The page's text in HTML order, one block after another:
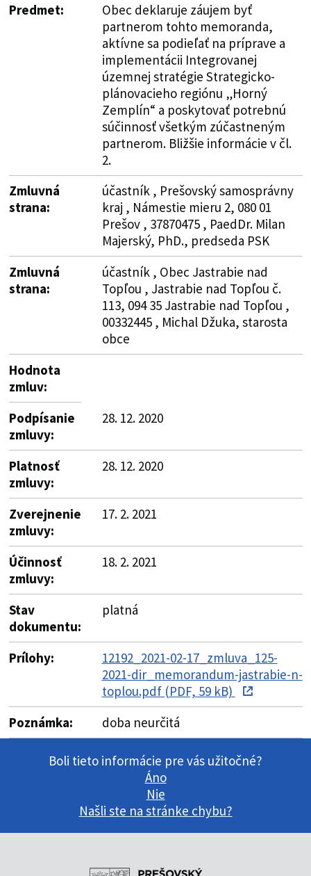
Predmet:
Obec deklaruje záujem byť
partnerom tohto memoranda,
aktívne sa podieľať na príprave a
implementácii Integrovanej
územnej stratégie Strategicko-
plánovacieho regiónu „Horný
Zemplín“ a poskytovať potrebnú
súčinnosť všetkým zúčastneným
partnerom. Bližšie informácie v čl.
2.
Zmluvná
strana:
účastník , Prešovský samosprávny
kraj , Námestie mieru 2, 080 01
Prešov , 37870475 , PaedDr. Milan
Majerský, PhD., predseda PSK
Zmluvná
strana:
účastník , Obec Jastrabie nad
Topľou , Jastrabie nad Topľou č.
113, 094 35 Jastrabie nad Topľou ,
00332445 , Michal Džuka, starosta
obce
Hodnota
zmluv:
Podpísanie
zmluvy:
28. 12. 2020
Platnosť
zmluvy:
28. 12. 2020
Zverejnenie
zmluvy:
17. 2. 2021
Účinnosť
zmluvy:
18. 2. 2021
Stav
dokumentu:
platná
Prílohy:
12192_2021-02-17_zmluva_125-
2021-dir_memorandum-jastrabie-n-
toplou.pdf (PDF, 59 kB)
Poznámka:
doba neurčitá
Boli tieto informácie pre vás užitočné?
Áno
Nie
Našli ste na stránke chybu?